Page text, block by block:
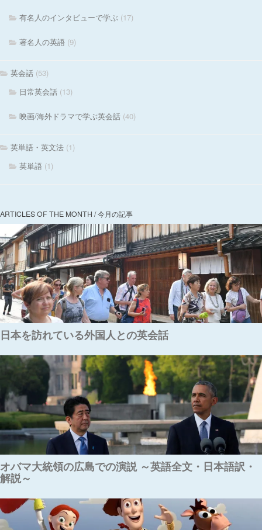
有名人のインタビューで学ぶ (17)
著名人の英語 (9)
英会話 (53)
日常英会話 (13)
映画/海外ドラマで学ぶ英会話 (40)
英単語・英文法 (1)
英単語 (1)
ARTICLES OF THE MONTH / 今月の記事
日本を訪れている外国人との英会話
オバマ大統領の広島での演説 ～英語全文・日本語訳・
解説～